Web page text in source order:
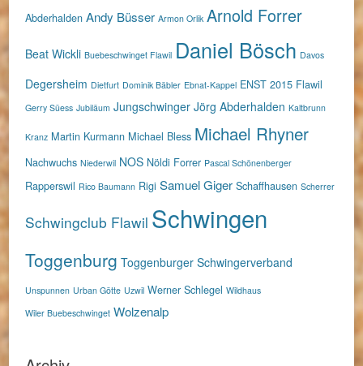
Abderhalden Andy Büsser Armon Orlik Arnold Forrer
Beat Wickli Buebeschwinget Flawil Daniel Bösch Davos
Degersheim Dietfurt Dominik Bäbler Ebnat-Kappel ENST 2015 Flawil
Gerry Süess Jubiläum Jungschwinger Jörg Abderhalden Kaltbrunn
Kranz Martin Kurmann Michael Bless Michael Rhyner
Nachwuchs Niederwil NOS Nöldi Forrer Pascal Schönenberger
Rapperswil Rico Baumann Rigi Samuel Giger Schaffhausen Scherrer
Schwingclub Flawil Schwingen
Toggenburg Toggenburger Schwingerverband
Unspunnen Urban Götte Uzwil Werner Schlegel Wildhaus
Wiler Buebeschwinget Wolzenalp